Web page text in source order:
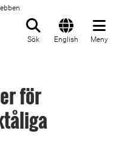
Sök English Meny
för